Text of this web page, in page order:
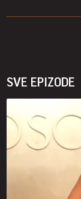
SVE EPIZODE